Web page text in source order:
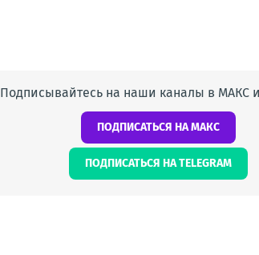
Подписывайтесь на наши каналы в МАКС
ПОДПИСАТЬСЯ НА МАКС
ПОДПИСАТЬСЯ НА TELEGRAM